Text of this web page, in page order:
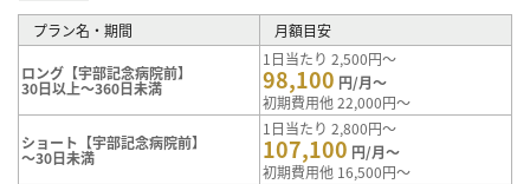
プラン名・期間 月額目安
ロング【宇部記念病院前】
30日以上～360日未満
1日当たり 2,500円～
98,100 円/月～
初期費用他 22,000円～
ショート【宇部記念病院前】
～30日未満
1日当たり 2,800円～
107,100 円/月～
初期費用他 16,500円～